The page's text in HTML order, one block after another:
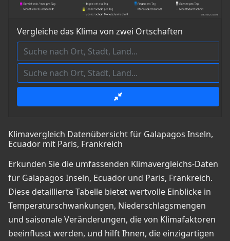
Vergleiche das Klima von zwei Ortschaften
Klimavergleich Datenübersicht für Galapagos Inseln,
Ecuador mit Paris, Frankreich
Erkunden Sie die umfassenden Klimavergleichs-Daten
für Galapagos Inseln, Ecuador und Paris, Frankreich.
Diese detaillierte Tabelle bietet wertvolle Einblicke in
Temperaturschwankungen, Niederschlagsmengen
und saisonale Veränderungen, die von Klimafaktoren
beeinflusst werden, und hilft Ihnen, die einzigartigen